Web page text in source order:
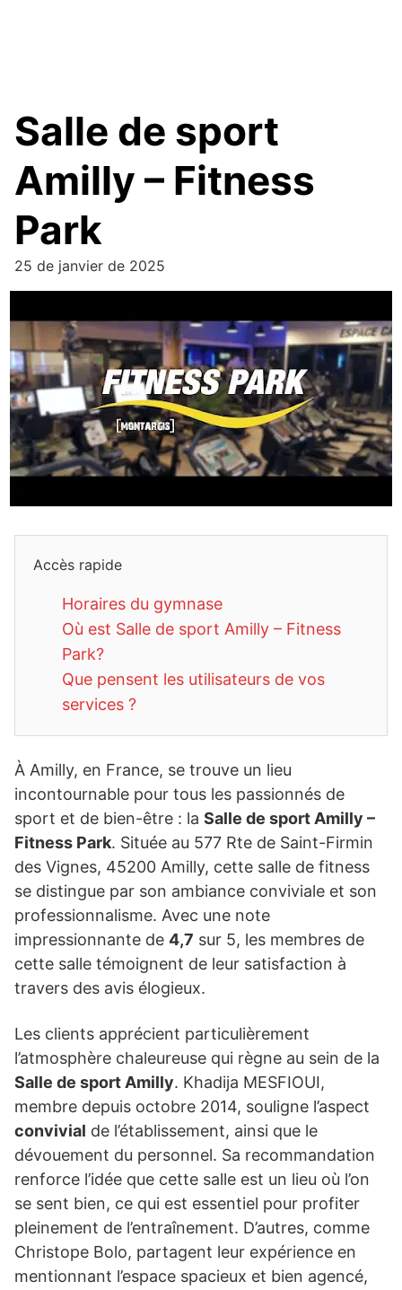
Salle de sport
Amilly – Fitness
Park
25 de janvier de 2025
Accès rapide
Horaires du gymnase
Où est Salle de sport Amilly – Fitness
Park?
Que pensent les utilisateurs de vos
services ?
À Amilly, en France, se trouve un lieu
incontournable pour tous les passionnés de
sport et de bien-être : la Salle de sport Amilly –
Fitness Park. Située au 577 Rte de Saint-Firmin
des Vignes, 45200 Amilly, cette salle de fitness
se distingue par son ambiance conviviale et son
professionnalisme. Avec une note
impressionnante de 4,7 sur 5, les membres de
cette salle témoignent de leur satisfaction à
travers des avis élogieux.
Les clients apprécient particulièrement
l’atmosphère chaleureuse qui règne au sein de la
Salle de sport Amilly. Khadija MESFIOUI,
membre depuis octobre 2014, souligne l’aspect
convivial de l’établissement, ainsi que le
dévouement du personnel. Sa recommandation
renforce l’idée que cette salle est un lieu où l’on
se sent bien, ce qui est essentiel pour profiter
pleinement de l’entraînement. D’autres, comme
Christope Bolo, partagent leur expérience en
mentionnant l’espace spacieux et bien agencé,